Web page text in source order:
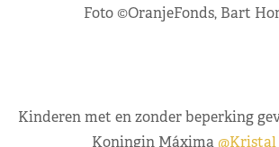
Foto ©OranjeFonds, Bart
Kinderen met en zonder beperking
Koningin Máxima